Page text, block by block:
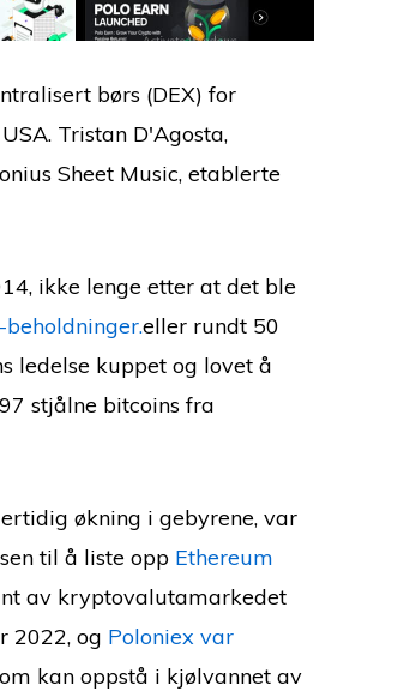
børs (DEX) for
Tristan D'Agosta,
Sheet Music, etablerte
ikke lenge etter at det ble
eller rundt 50
ledelse kuppet og lovet å
stjålne bitcoins fra
økning i gebyrene, var
til å liste opp Ethereum
av kryptovalutamarkedet
2022, og Poloniex var
kan oppstå i kjølvannet av